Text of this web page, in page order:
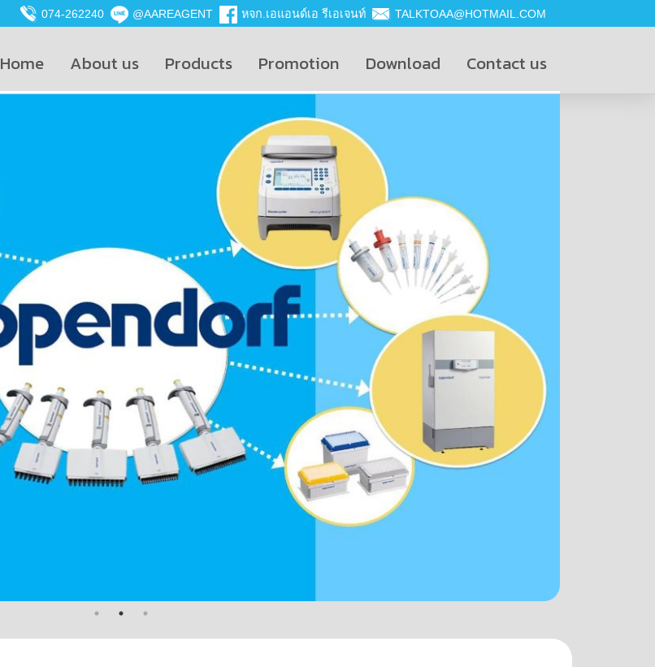
074-262240 @AAREAGENT หจก.เอแอนด์เอ รีเอเจนท์ TALKTOAA@HOTMAIL.COM
Home About us Products Promotion Download Contact us